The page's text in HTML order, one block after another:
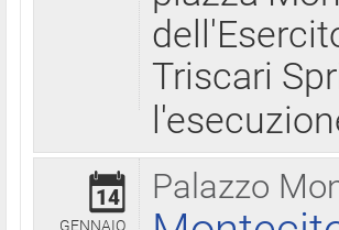
Triscari
Palazzo
14
GENNAIO